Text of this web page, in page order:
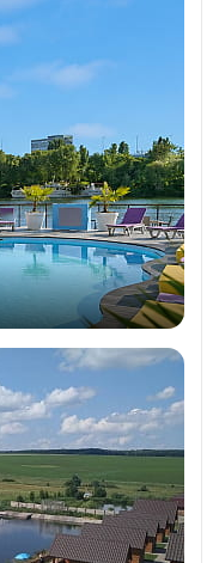
километрах от
места. Если
форс-
жизни.
предлагают
поэтому
или
стать отличным
некоторых
отправить в
отдыха на
что